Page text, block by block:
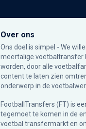
Over ons
Ons doel is simpel - We
meertalige voetbaltransfer
worden, door alle
content te laten zien
onderwerp in de
FootballTransfers (FT) is
tegemoet te komen in de
voetbal transfermarkt en